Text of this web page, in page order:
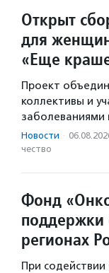
Открыт
для
«Еще
Проект
коллективы и
заболеваниями
Новости ·
чест­во
Фонд
поддержки
регионах
При